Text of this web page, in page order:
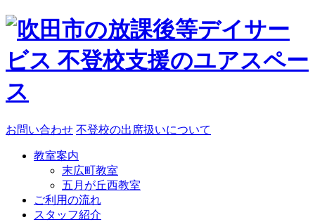
お問い合わせ 不登校の出席扱いについて
教室案内
末広町教室
五月が丘西教室
ご利用の流れ
スタッフ紹介